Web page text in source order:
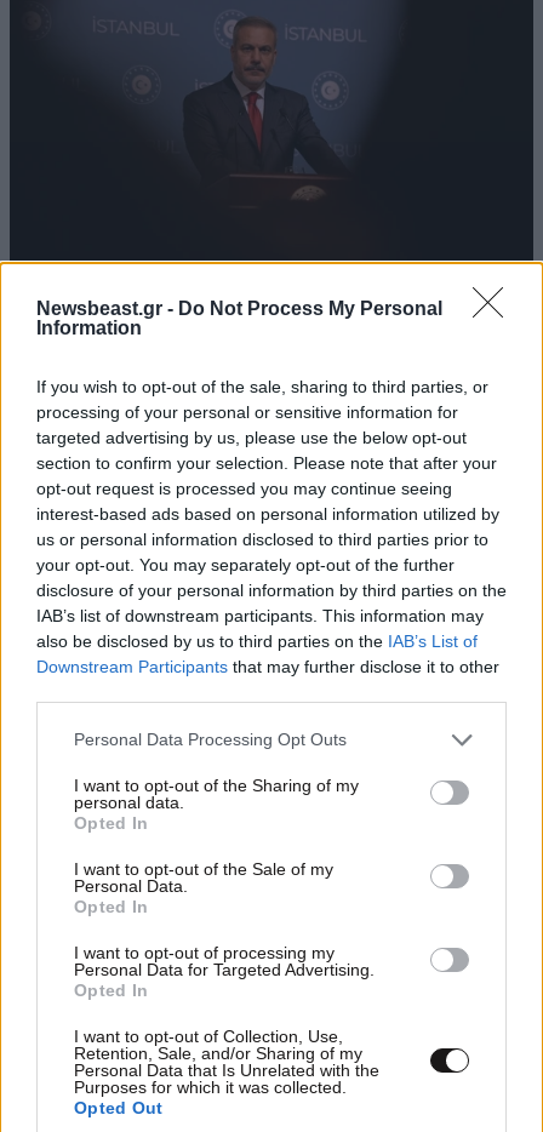
Newsbeast.gr - Do Not Process My Personal
Information
If you wish to opt-out of the sale, sharing to third parties, or
processing of your personal or sensitive information for
targeted advertising by us, please use the below opt-out
section to confirm your selection. Please note that after your
opt-out request is processed you may continue seeing
interest-based ads based on personal information utilized by
us or personal information disclosed to third parties prior to
your opt-out. You may separately opt-out of the further
disclosure of your personal information by third parties on the
IAB’s list of downstream participants. This information may
also be disclosed by us to third parties on the IAB’s List of
Downstream Participants that may further disclose it to other
Please note that this website/app uses one or more Google
not limited to your visit or usage behaviour. You may click to
grant or deny consent to Google and its third-party tags to
use your data for below specified purposes in below Google
consent section.
Personal Data Processing Opt Outs
I want to opt-out of the Sharing of my
personal data.
Opted In
I want to opt-out of the Sale of my
Personal Data.
Opted In
I want to opt-out of processing my
Personal Data for Targeted Advertising.
Opted In
I want to opt-out of Collection, Use,
Retention, Sale, and/or Sharing of my
Personal Data that Is Unrelated with the
Purposes for which it was collected.
Opted Out
τελευταία της επιλογή» – Προειδοποίηση για
κλιμάκωση του πολέμου στην Ουκρανία
Η «σκιά» του Τραμπ πάνω από τα Βαλκάνια:
αποσταθεροποίηση – Νέος πόλος στη μάχη
Δύσης–Ρωσίας
Ακολουθήστε το NEWSBEASTστο
Google News
και μάθετε πρώτοι όλες τις ειδήσεις